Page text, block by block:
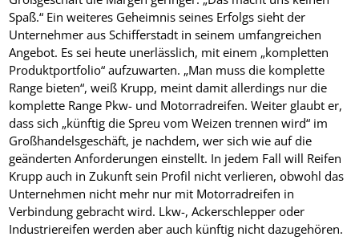
Spaß.“ Ein weiteres Geheimnis seines Erfolgs sieht der
Unternehmer aus Schifferstadt in seinem umfangreichen
Angebot. Es sei heute unerlässlich, mit einem „kompletten
Produktportfolio“ aufzuwarten. „Man muss die komplette
Range bieten“, weiß Krupp, meint damit allerdings nur die
komplette Range Pkw- und Motorradreifen. Weiter glaubt er,
dass sich „künftig die Spreu vom Weizen trennen wird“ im
Großhandelsgeschäft, je nachdem, wer sich wie auf die
geänderten Anforderungen einstellt. In jedem Fall will Reifen
Krupp auch in Zukunft sein Profil nicht verlieren, obwohl das
Unternehmen nicht mehr nur mit Motorradreifen in
Verbindung gebracht wird. Lkw-, Ackerschlepper oder
Industriereifen werden aber auch künftig nicht dazugehören.